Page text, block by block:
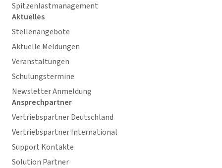
Spitzenlastmanagement
Aktuelles
Stellenangebote
Aktuelle Meldungen
Veranstaltungen
Schulungstermine
Newsletter Anmeldung
Ansprechpartner
Vertriebspartner Deutschland
Vertriebspartner International
Support Kontakte
Solution Partner